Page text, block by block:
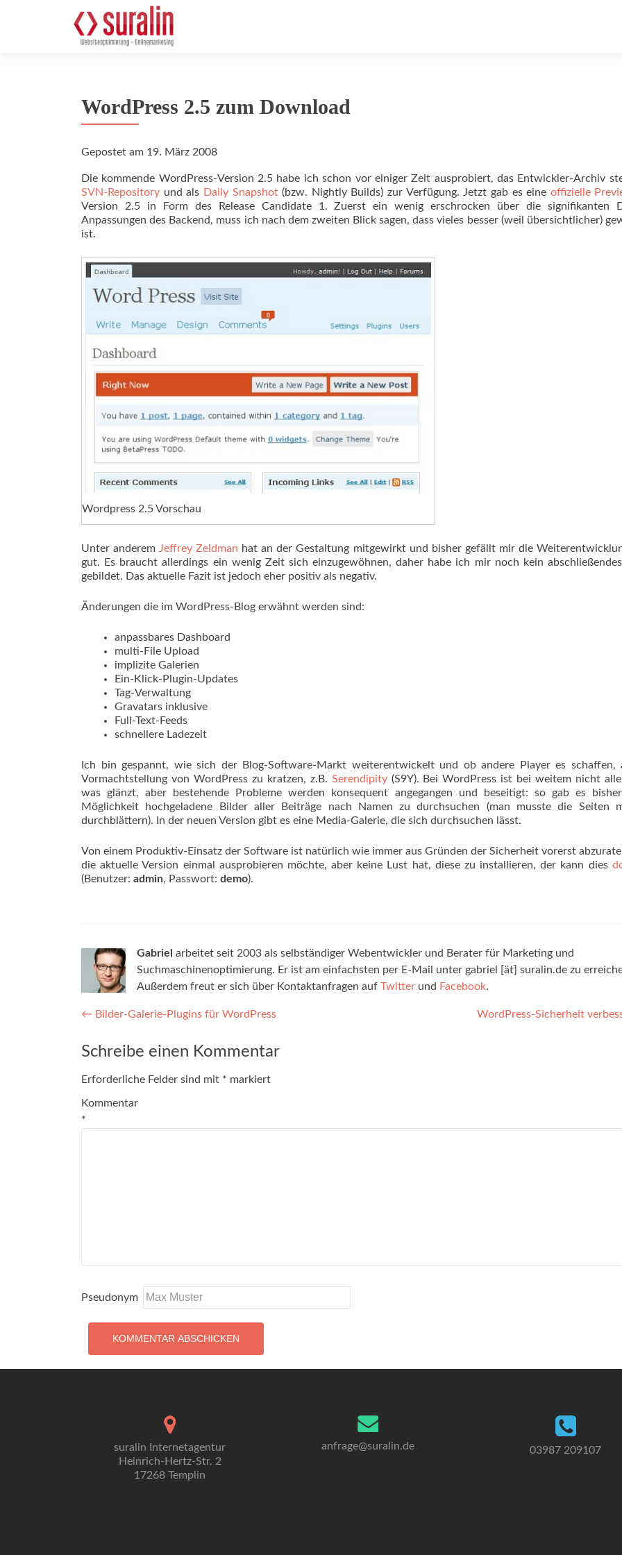
WordPress 2.5 zum Download
Gepostet am 19. März 2008
Die kommende WordPress-Version 2.5 habe ich schon vor einiger Zeit ausprobiert, das Entwickler-Archiv
SVN-Repository und als Daily Snapshot(bzw. Nightly Builds) zur Verfügung. Jetzt gab es eine offizielle
Version 2.5 in Form des Release Candidate 1. Zuerst ein wenig erschrocken über die signifikanten
Anpassungen des Backend, muss ich nach dem zweiten Blick sagen, dass vieles besser (weil übersichtlicher)
ist.
Wordpress 2.5 Vorschau
Unter anderemJeffrey Zeldman hat an der Gestaltung mitgewirkt und bisher gefällt mir die
gut. Es braucht allerdings ein wenig Zeit sich einzugewöhnen, daher habe ich mir noch kein
gebildet. Das aktuelle Fazit ist jedoch eher positiv als negativ.
Änderungen die im WordPress-Blog erwähnt werden sind:
anpassbares Dashboard
multi-File Upload
implizite Galerien
Ein-Klick-Plugin-Updates
Tag-Verwaltung
Gravatars inklusive
Full-Text-Feeds
schnellere Ladezeit
Ich bin gespannt, wie sich der Blog-Software-Markt weiterentwickelt und ob andere Player es schaffen,
Vormachtstellung von WordPress zu kratzen, z.B. Serendipity(S9Y). Bei WordPress ist bei weitem nicht
was glänzt, aber bestehende Probleme werden konsequent angegangen und beseitigt: so gab es
Möglichkeit hochgeladene Bilder aller Beiträge nach Namen zu durchsuchen (man musste die Seiten
durchblättern). In der neuen Version gibt es eine Media-Galerie, die sich durchsuchen lässt.
Von einem Produktiv-Einsatz der Software ist natürlich wie immer aus Gründen der Sicherheit vorerst
die aktuelle Version einmal ausprobieren möchte, aber keine Lust hat, diese zu installieren, der kann dies
(Benutzer: admin, Passwort: demo).
Gabriel arbeitet seit 2003 als selbständiger Webentwickler und Berater für Marketing und
Suchmaschinenoptimierung. Er ist am einfachsten per E-Mail unter gabriel [ät] suralin.de zu
Außerdem freut er sich über Kontaktanfragen auf Twitter und Facebook.
Post navigation
← Bilder-Galerie-Plugins für WordPress WordPress-Sicherheit
Schreibe einen Kommentar
Erforderliche Felder sind mit * markiert
Kommentar
*
Pseudonym
suralin Internetagentur
Heinrich-Hertz-Str. 2
17268 Templin
anfrage@suralin.de 03987 209107